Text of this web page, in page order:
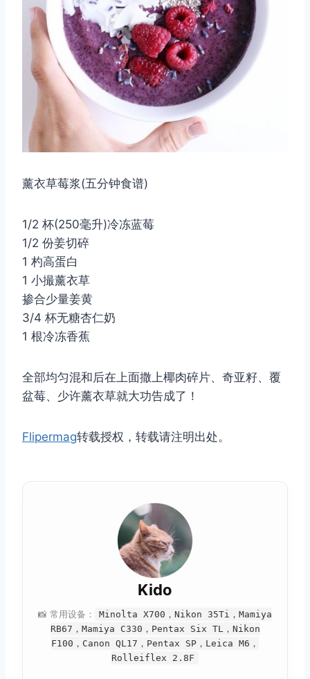
薰衣草莓浆(五分钟食谱)
1/2 杯(250毫升)冷冻蓝莓
1/2 份姜切碎
1 杓高蛋白
1 小撮薰衣草
掺合少量姜黄
3/4 杯无糖杏仁奶
1 根冷冻香蕉
全部均匀混和后在上面撒上椰肉碎片、奇亚籽、覆
盆莓、少许薰衣草就大功告成了！
Flipermag转载授权，转载请注明出处。
Kido
📸 常用设备：
Minolta X700，Nikon 35Ti，Mamiya
RB67，Mamiya C330，Pentax Six TL，Nikon
F100，Canon QL17，Pentax SP，Leica M6，
Rolleiflex 2.8F